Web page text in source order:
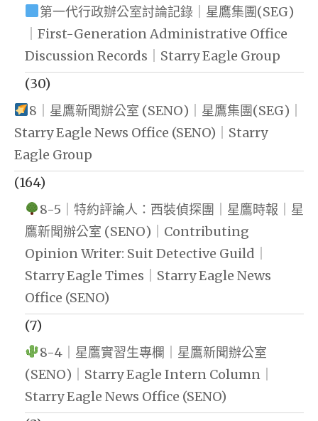
第一代行政辦公室討論記錄｜星鷹集團(SEG)
｜First-Generation Administrative Office
Discussion Records｜Starry Eagle Group
(30)
8｜星鷹新聞辦公室 (SENO)｜星鷹集團(SEG)｜
Starry Eagle News Office (SENO)｜Starry
Eagle Group
(164)
8-5｜特約評論人：西裝偵探團｜星鷹時報｜星
鷹新聞辦公室 (SENO)｜Contributing
Opinion Writer: Suit Detective Guild｜
Starry Eagle Times｜Starry Eagle News
Office (SENO)
(7)
8-4｜星鷹實習生專欄｜星鷹新聞辦公室
(SENO)｜Starry Eagle Intern Column｜
Starry Eagle News Office (SENO)